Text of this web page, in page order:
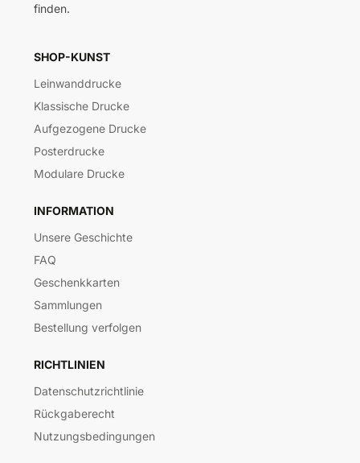
finden.
SHOP-KUNST
Leinwanddrucke
Klassische Drucke
Aufgezogene Drucke
Posterdrucke
Modulare Drucke
INFORMATION
Unsere Geschichte
FAQ
Geschenkkarten
Sammlungen
Bestellung verfolgen
RICHTLINIEN
Datenschutzrichtlinie
Rückgaberecht
Nutzungsbedingungen